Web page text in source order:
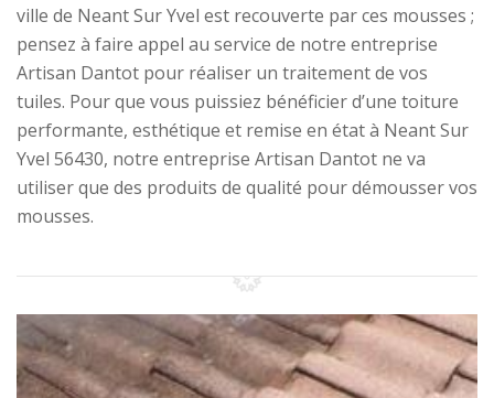
ville de Neant Sur Yvel est recouverte par ces mousses ;
pensez à faire appel au service de notre entreprise
Artisan Dantot pour réaliser un traitement de vos
tuiles. Pour que vous puissiez bénéficier d’une toiture
performante, esthétique et remise en état à Neant Sur
Yvel 56430, notre entreprise Artisan Dantot ne va
utiliser que des produits de qualité pour démousser vos
mousses.